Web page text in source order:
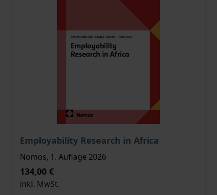
Employability Research in Africa
Der Preis dieses Titels richtet sich nach der
Nomos, 1. Auflage 2026
134,00 €
inkl. MwSt.